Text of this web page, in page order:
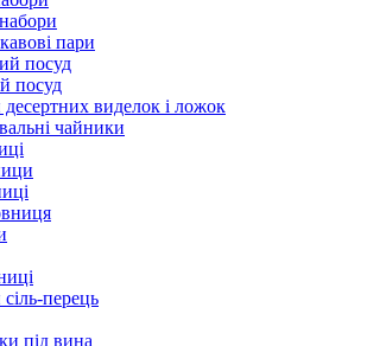
пари
посуд
посуд
виделок і ложок
чайники
перець
під вина